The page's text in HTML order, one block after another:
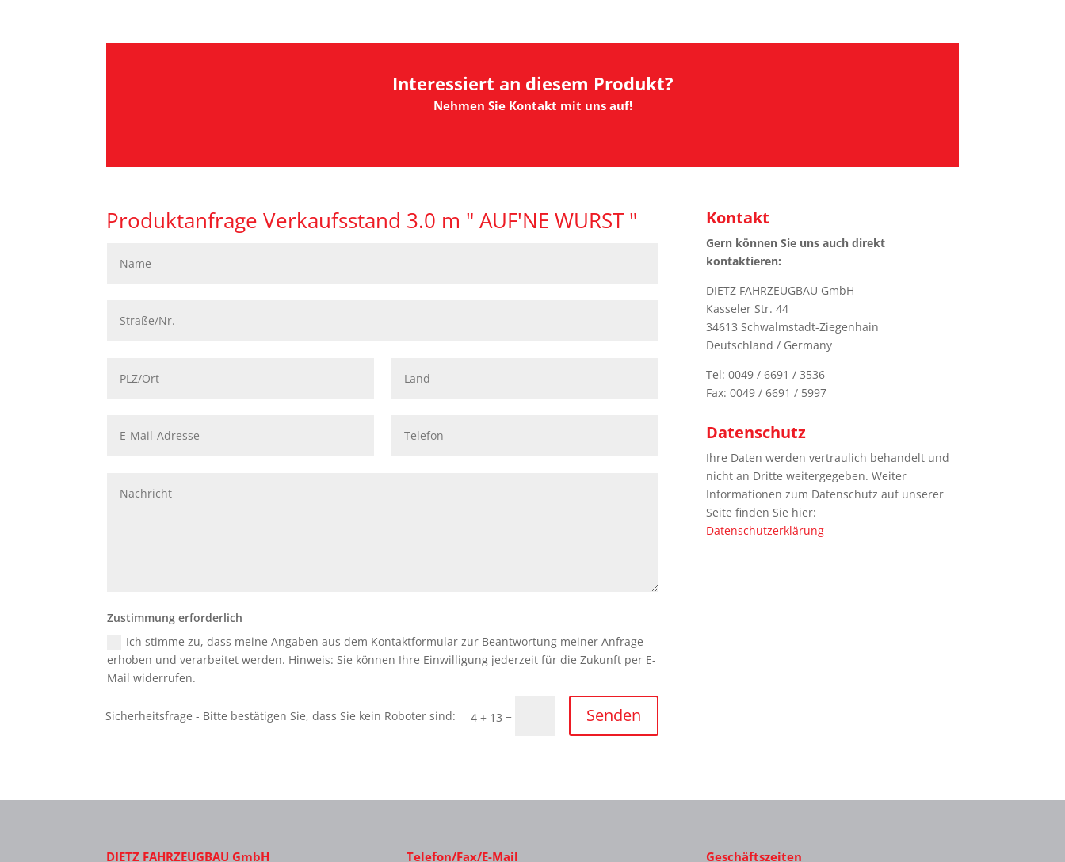
Interessiert an diesem Produkt?
Nehmen Sie Kontakt mit uns auf!
Produktanfrage Verkaufsstand 3.0 m " AUF'NE WURST "
Zustimmung erforderlich
Ich stimme zu, dass meine Angaben aus dem Kontaktformular zur Beantwortung meiner Anfrage
erhoben und verarbeitet werden. Hinweis: Sie können Ihre Einwilligung jederzeit für die Zukunft per E-
Mail widerrufen.
4 + 13 = Senden
Kontakt
Gern können Sie uns auch direkt
kontaktieren:
DIETZ FAHRZEUGBAU GmbH
Kasseler Str. 44
34613 Schwalmstadt-Ziegenhain
Deutschland / Germany
Tel: 0049 / 6691 / 3536
Fax: 0049 / 6691 / 5997
Datenschutz
Ihre Daten werden vertraulich behandelt und
nicht an Dritte weitergegeben. Weiter
Informationen zum Datenschutz auf unserer
Seite finden Sie hier:
Datenschutzerklärung
DIETZ FAHRZEUGBAU GmbH Telefon/Fax/E-Mail Geschäftszeiten